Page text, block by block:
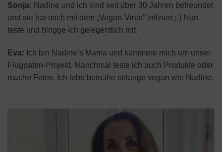
Sonja: Nadine und ich sind seit über 30 Jahren befreundet
und sie hat mich mit dem „Vegan-Virus“ infiziert ;-) Nun
teste und blogge ich gelegentlich mit.
Eva: Ich bin Nadine’s Mama und kümmere mich um unser
Flugpaten-Projekt. Manchmal teste ich auch Produkte oder
mache Fotos. Ich lebe beinahe solange vegan wie Nadine.